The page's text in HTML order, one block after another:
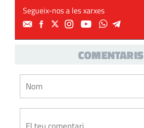
Segueix-nos a les xarxes
COMENTARIS